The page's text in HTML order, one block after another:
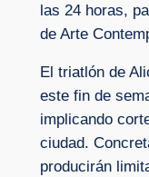
las 24 horas,
de Arte
El triatlón de
este fin de
implicando
ciudad.
producirán